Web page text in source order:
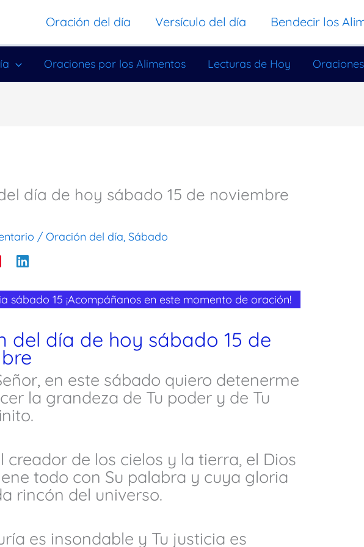
Oración del día Versículo del día Bendecir los
Oraciones por los Alimentos Lecturas de Hoy
día de hoy sábado 15 de noviembre
/Oración del día,Sábado
sábado 15 ¡Acompáñanos en este momento de oración!
del día de hoy sábado 15 de
en este sábado quiero detenerme
la grandeza de Tu poder y de Tu
creador de los cielos y la tierra, el Dios
todo con Su palabra y cuya gloria
rincón del universo.
es insondable y Tu justicia es